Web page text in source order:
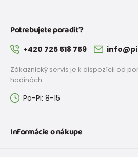
Potrebujete poradiť?
+420 725 518 759
Zákaznický servis je k dispozícii od
hodinách:
Po-Pi: 8-15
Informácie o nákupe